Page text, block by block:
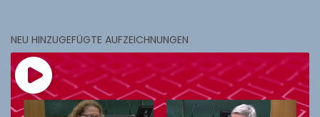
NEU HINZUGEFÜGTE AUFZEICHNUNGEN